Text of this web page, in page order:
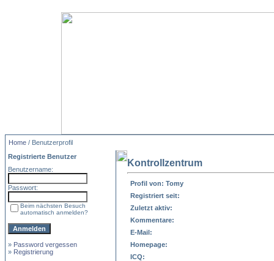
Home / Benutzerprofil
Registrierte Benutzer
Benutzername:
Passwort:
Beim nächsten Besuch
automatisch anmelden?
» Password vergessen
» Registrierung
Kontrollzentrum
Profil von: Tomy
Registriert seit:
Zuletzt aktiv:
Kommentare:
E-Mail:
Homepage:
ICQ: